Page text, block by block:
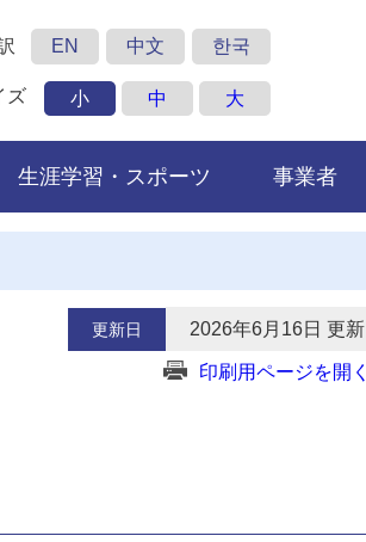
EN 中文 한국
ズ 小 中 大
生涯学習・スポーツ 事業者
更新日 2026年6月16日 更新
印刷用ページを開く